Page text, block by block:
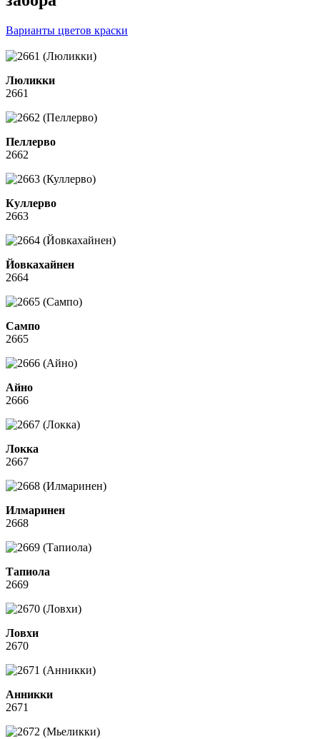
Варианты цветов краски
Люликки
2661
Пеллерво
2662
Куллерво
2663
Йовкахайнен
2664
Сампо
2665
Айно
2666
Локка
2667
Илмаринен
2668
Тапиола
2669
Ловхи
2670
Анникки
2671